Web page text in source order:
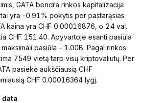
GATA bendra rinkos kapitalizacija
yra -0.91% pokytis per pastarąsias
kaina yra CHF 0.00016876, o 24 val.
CHF 151.40. Apyvartoje esanti pasiūla
pasiūla – 1.00B. Pagal rinkos
7549 vietą tarp visų kriptovaliutų. Per
pasiekė aukščiausią CHF
CHF 0.00016364 lygį.
data